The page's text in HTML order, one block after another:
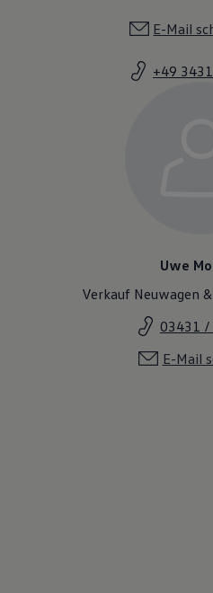
E-Mail
+49
Uwe
Verkauf Neuwagen
03431 /
E-Mail